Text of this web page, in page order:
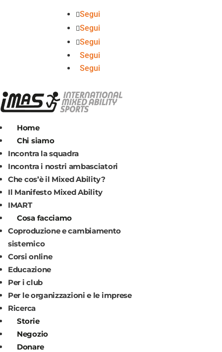
Segui
Segui
Segui
Segui
Segui
Home
Chi siamo
Incontra la squadra
Incontra i nostri ambasciatori
Che cos’è il Mixed Ability?
Il Manifesto Mixed Ability
IMART
Cosa facciamo
Coproduzione e cambiamento
sistemico
Corsi online
Educazione
Per i club
Per le organizzazioni e le imprese
Ricerca
Storie
Negozio
Donare